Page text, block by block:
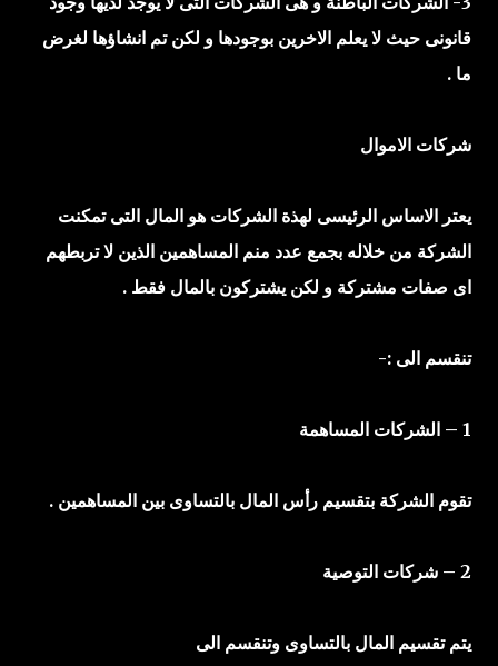
قانونى حيث لا يعلم الاخرين بوجودها و لكن تم انشاؤها لغرض
ما .
شركات الاموال
يعتر الاساس الرئيسى لهذة الشركات هو المال التى تمكنت
الشركة من خلاله بجمع عدد منم المساهمين الذين لا تربطهم
اى صفات مشتركة و لكن يشتركون بالمال فقط .
تنقسم الى :-
1 – الشركات المساهمة
تقوم الشركة بتقسيم رأس المال بالتساوى بين المساهمين .
2 – شركات التوصية
يتم تقسيم المال بالتساوى وتنقسم الى